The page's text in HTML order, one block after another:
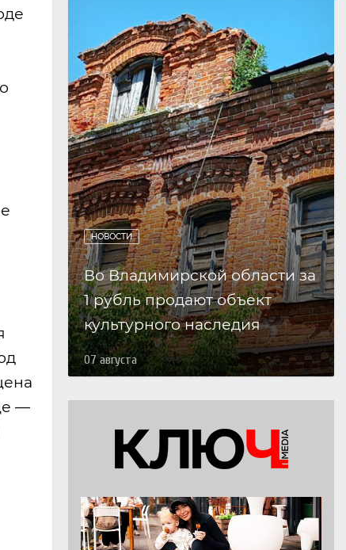
—
НОВОСТИ
Во Владимирской области за
1 рубль продают объект
культурного наследия
07 августа